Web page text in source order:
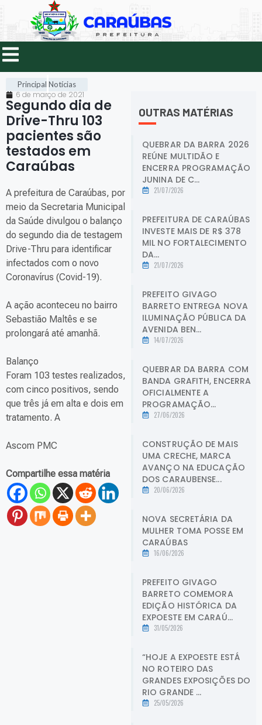
Principal Notícias
6 de março de 2021
Segundo dia de
Drive-Thru 103
pacientes são
testados em
Caraúbas
A prefeitura de Caraúbas, por
meio da Secretaria Municipal
da Saúde divulgou o balanço
do segundo dia de testagem
Drive-Thru para identificar
infectados com o novo
Coronavírus (Covid-19).
A ação aconteceu no bairro
Sebastião Maltês e se
prolongará até amanhã.
Balanço
Foram 103 testes realizados,
com cinco positivos, sendo
que três já em alta e dois em
tratamento. A
Ascom PMC
Compartilhe essa matéria
OUTRAS MATÉRIAS
QUEBRAR DA BARRA 2026
REÚNE MULTIDÃO E
ENCERRA PROGRAMAÇÃO
JUNINA DE C...
21/07/2026
PREFEITURA DE CARAÚBAS
INVESTE MAIS DE R$ 378
MIL NO FORTALECIMENTO
DA...
21/07/2026
PREFEITO GIVAGO
BARRETO ENTREGA NOVA
ILUMINAÇÃO PÚBLICA DA
AVENIDA BEN...
14/07/2026
QUEBRAR DA BARRA COM
BANDA GRAFITH, ENCERRA
OFICIALMENTE A
PROGRAMAÇÃO...
27/06/2026
CONSTRUÇÃO DE MAIS
UMA CRECHE, MARCA
AVANÇO NA EDUCAÇÃO
DOS CARAUBENSE...
20/06/2026
NOVA SECRETÁRIA DA
MULHER TOMA POSSE EM
CARAÚBAS
16/06/2026
PREFEITO GIVAGO
BARRETO COMEMORA
EDIÇÃO HISTÓRICA DA
EXPOESTE EM CARAÚ...
31/05/2026
“HOJE A EXPOESTE ESTÁ
NO ROTEIRO DAS
GRANDES EXPOSIÇÕES DO
RIO GRANDE ...
25/05/2026